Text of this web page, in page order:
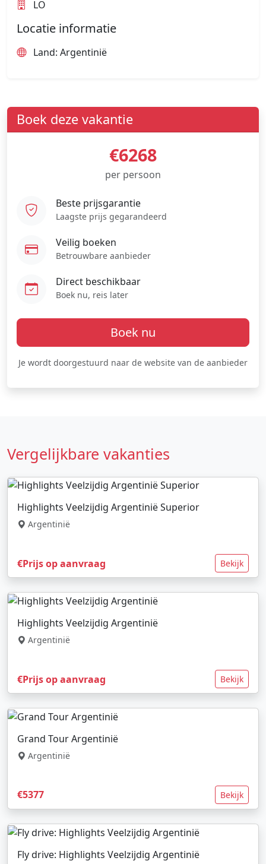
LO
Locatie informatie
Land: Argentinië
Boek deze vakantie
€6268
per persoon
Beste prijsgarantie
Laagste prijs gegarandeerd
Veilig boeken
Betrouwbare aanbieder
Direct beschikbaar
Boek nu, reis later
Boek nu
Je wordt doorgestuurd naar de website van de aanbieder
Vergelijkbare vakanties
Highlights Veelzijdig Argentinië Superior
Argentinië
€Prijs op aanvraag Bekijk
Highlights Veelzijdig Argentinië
Argentinië
€Prijs op aanvraag Bekijk
Grand Tour Argentinië
Argentinië
€5377 Bekijk
Fly drive: Highlights Veelzijdig Argentinië